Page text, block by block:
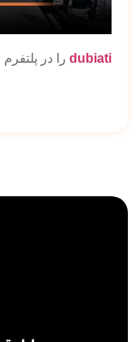
dubiati را در پلتفرم